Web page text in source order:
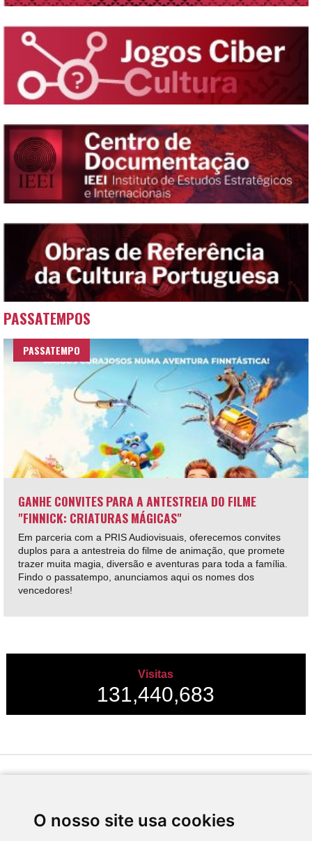
O nosso site usa cookies
PASSATEMPOS
PASSATEMPO
GANHE CONVITES PARA A ANTESTREIA DO FILME
"FINNICK: CRIATURAS MÁGICAS"
Em parceria com a PRIS Audiovisuais, oferecemos convites
duplos para a antestreia do filme de animação, que promete
trazer muita magia, diversão e aventuras para toda a família.
Findo o passatempo, anunciamos aqui os nomes dos
vencedores!
Visitas
131,440,683